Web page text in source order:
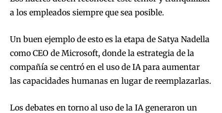
a los empleados siempre que sea posible.
Un buen ejemplo de esto es la etapa de Satya Nadella
como CEO de Microsoft, donde la estrategia de la
compañía se centró en el uso de IA para aumentar
las capacidades humanas en lugar de reemplazarlas.
Los debates en torno al uso de la IA generaron un